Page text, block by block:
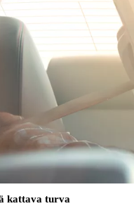
kattava turva